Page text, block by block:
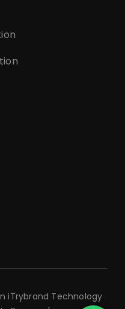
iTrybrand Technology